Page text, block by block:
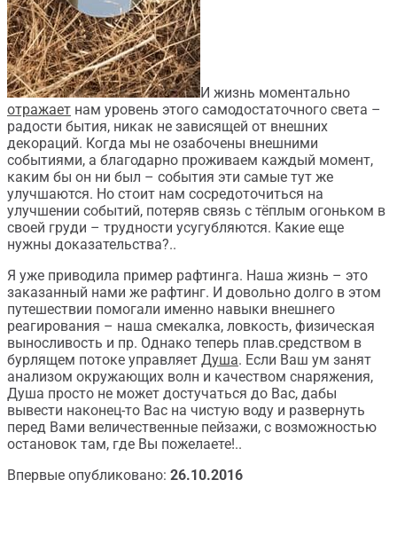
И жизнь моментально
отражает нам уровень этого самодостаточного света –
радости бытия, никак не зависящей от внешних
декораций. Когда мы не озабочены внешними
событиями, а благодарно проживаем каждый момент,
каким бы он ни был – события эти самые тут же
улучшаются. Но стоит нам сосредоточиться на
улучшении событий, потеряв связь с тёплым огоньком в
своей груди – трудности усугубляются. Какие еще
нужны доказательства?..
Я уже приводила пример рафтинга. Наша жизнь – это
заказанный нами же рафтинг. И довольно долго в этом
путешествии помогали именно навыки внешнего
реагирования – наша смекалка, ловкость, физическая
выносливость и пр. Однако теперь плав.средством в
бурлящем потоке управляет Душа. Если Ваш ум занят
анализом окружающих волн и качеством снаряжения,
Душа просто не может достучаться до Вас, дабы
вывести наконец-то Вас на чистую воду и развернуть
перед Вами величественные пейзажи, с возможностью
остановок там, где Вы пожелаете!..
Впервые опубликовано: 26.10.2016